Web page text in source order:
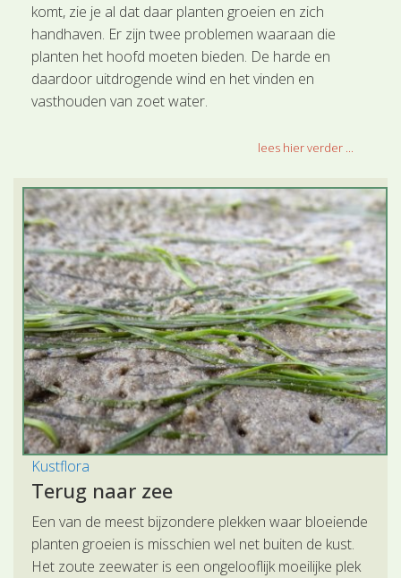
komt, zie je al dat daar planten groeien en zich
handhaven. Er zijn twee problemen waaraan die
planten het hoofd moeten bieden. De harde en
daardoor uitdrogende wind en het vinden en
vasthouden van zoet water.
lees hier verder ...
Kustflora
Terug naar zee
Een van de meest bijzondere plekken waar bloeiende
planten groeien is misschien wel net buiten de kust.
Het zoute zeewater is een ongelooflijk moeilijke plek